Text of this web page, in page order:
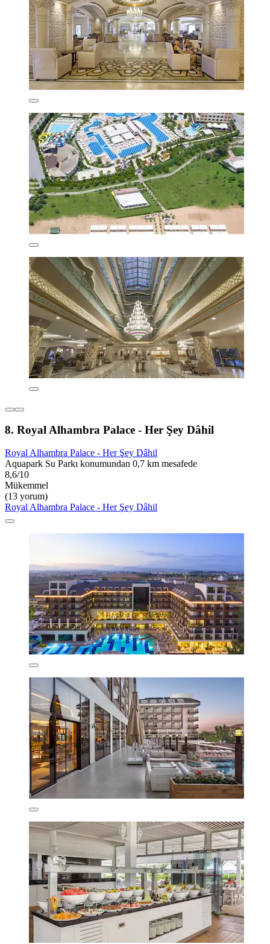
8. Royal Alhambra Palace - Her Şey Dâhil
Royal Alhambra Palace - Her Şey Dâhil
Aquapark Su Parkı konumundan 0,7 km mesafede
8,6/10
Mükemmel
(13 yorum)
Royal Alhambra Palace - Her Şey Dâhil